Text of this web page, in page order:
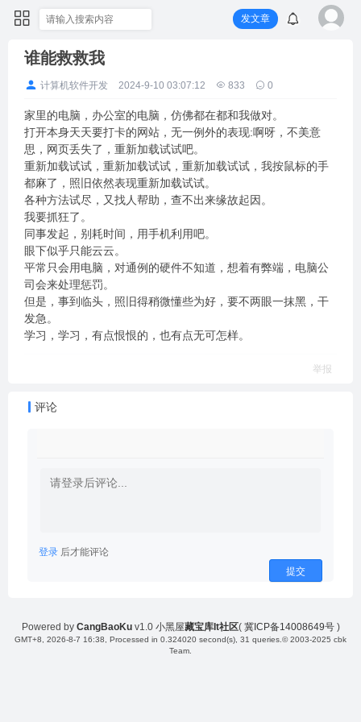
发文章
谁能救救我
计算机软件开发 2024-9-10 03:07:12 833 0
家里的电脑，办公室的电脑，仿佛都在都和我做对。
打开本身天天要打卡的网站，无一例外的表现:啊呀，不美意
思，网页丢失了，重新加载试试吧。
重新加载试试，重新加载试试，重新加载试试，我按鼠标的手
都麻了，照旧依然表现重新加载试试。
各种方法试尽，又找人帮助，查不出来缘故起因。
我要抓狂了。
同事发起，别耗时间，用手机利用吧。
眼下似乎只能云云。
平常只会用电脑，对通例的硬件不知道，想着有弊端，电脑公
司会来处理惩罚。
但是，事到临头，照旧得稍微懂些为好，要不两眼一抹黑，干
发急。
学习，学习，有点恨恨的，也有点无可怎样。
举报
评论
登录 后才能评论
提交
Powered by CangBaoKu v1.0 小黑屋藏宝库It社区( 冀ICP备14008649号)
GMT+8, 2026-8-7 16:38 , Processed in 0.324020 second(s), 31 queries. © 2003-2025 cbk
Team.